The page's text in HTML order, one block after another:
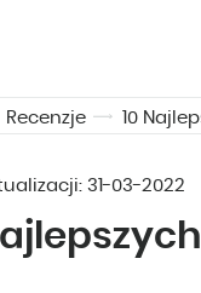
Recenzje 10
31-03-2022